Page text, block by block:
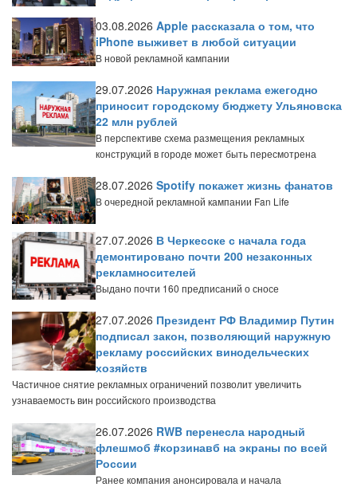
03.08.2026 Apple рассказала о том, что
iPhone выживет в любой ситуации
В новой рекламной кампании
29.07.2026 Наружная реклама ежегодно
приносит городскому бюджету Ульяновска
22 млн рублей
В перспективе схема размещения рекламных
конструкций в городе может быть пересмотрена
28.07.2026 Spotify покажет жизнь фанатов
В очередной рекламной кампании Fan Life
27.07.2026 В Черкесске с начала года
демонтировано почти 200 незаконных
рекламносителей
Выдано почти 160 предписаний о сносе
27.07.2026 Президент РФ Владимир Путин
подписал закон, позволяющий наружную
рекламу российских винодельческих
хозяйств
Частичное снятие рекламных ограничений позволит увеличить
узнаваемость вин российского производства
26.07.2026 RWB перенесла народный
флешмоб #корзинавб на экраны по всей
России
Ранее компания анонсировала и начала